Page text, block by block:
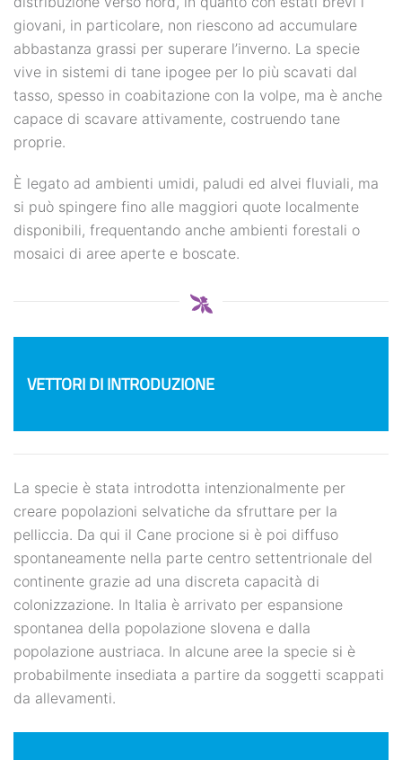
giovani, in particolare, non riescono ad accumulare
abbastanza grassi per superare l’inverno. La specie
vive in sistemi di tane ipogee per lo più scavati dal
tasso, spesso in coabitazione con la volpe, ma è anche
capace di scavare attivamente, costruendo tane
proprie.
È legato ad ambienti umidi, paludi ed alvei fluviali, ma
si può spingere fino alle maggiori quote localmente
disponibili, frequentando anche ambienti forestali o
mosaici di aree aperte e boscate.
VETTORI DI INTRODUZIONE
La specie è stata introdotta intenzionalmente per
creare popolazioni selvatiche da sfruttare per la
pelliccia. Da qui il Cane procione si è poi diffuso
spontaneamente nella parte centro settentrionale del
continente grazie ad una discreta capacità di
colonizzazione. In Italia è arrivato per espansione
spontanea della popolazione slovena e dalla
popolazione austriaca. In alcune aree la specie si è
probabilmente insediata a partire da soggetti scappati
da allevamenti.